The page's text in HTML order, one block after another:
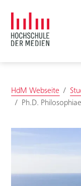
HdM Webseite
Ph.D.